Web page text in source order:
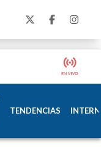
TENDENCIAS